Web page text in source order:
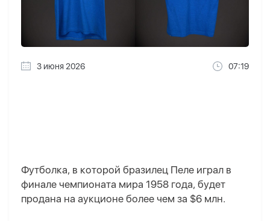
3 июня 2026 07:19
Футболка, в которой бразилец Пеле играл в
финале чемпионата мира 1958 года, будет
продана на аукционе более чем за $6 млн.